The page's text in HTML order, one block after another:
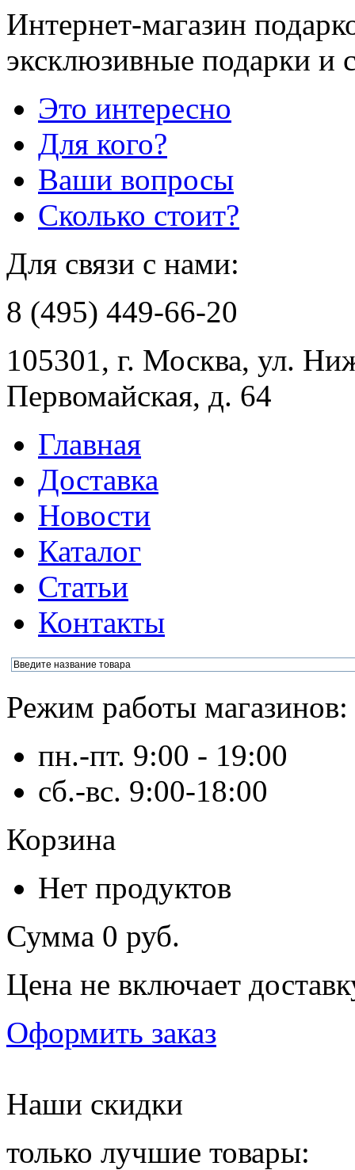
Интернет-магазин
эксклюзивные подарки и
Это интересно
Для кого?
Ваши вопросы
Сколько стоит?
Для связи с нами:
8 (495) 449-66-20
105301, г. Москва, ул.
Первомайская, д. 64
Главная
Доставка
Новости
Каталог
Статьи
Контакты
Режим работы магазинов:
пн.-пт. 9:00 - 19:00
сб.-вс. 9:00-18:00
Корзина
Нет продуктов
Сумма 0 руб.
Цена не включает
Оформить заказ
Наши скидки
только лучшие товары: